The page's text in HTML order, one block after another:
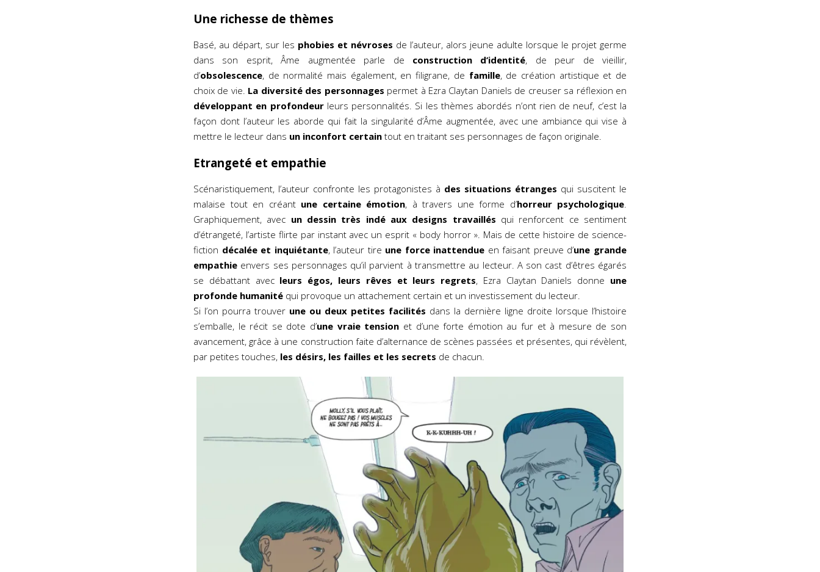
Une richesse de thèmes
Basé, au départ, sur les phobies et névroses de l’auteur, alors jeune adulte lorsque le projet germe
dans son esprit, Âme augmentée parle de construction d’identité, de peur de vieillir,
d’obsolescence, de normalité mais également, en filigrane, de famille, de création artistique et de
choix de vie. La diversité des personnages permet à Ezra Claytan Daniels de creuser sa réflexion en
développant en profondeurleurs personnalités. Si les thèmes abordés n’ont rien de neuf, c’est la
façon dont l’auteur les aborde qui fait la singularité d’Âme augmentée, avec une ambiance qui vise à
mettre le lecteur dans un inconfort certain tout en traitant ses personnages de façon originale.
Etrangeté et empathie
Scénaristiquement, l’auteur confronte les protagonistes à des situations étranges qui suscitent le
malaise tout en créant une certaine émotion, à travers une forme d’horreur psychologique
Graphiquement, avec un dessin très indé aux designs travaillés qui renforcent ce sentiment
d’étrangeté, l’artiste flirte par instant avec un esprit « body horror ». Mais de cette histoire de science-
fiction décalée et inquiétante, l’auteur tire une force inattendue en faisant preuve d’une grande
empathie envers ses personnages qu’il parvient à transmettre au lecteur. A son cast d’êtres égarés
se débattant avec leurs égos, leurs rêves et leurs regrets, Ezra Claytan Daniels donne une
profonde humanité qui provoque un attachement certain et un investissement du lecteur.
Si l’on pourra trouver une ou deux petites facilités dans la dernière ligne droite lorsque l’histoire
s’emballe, le récit se dote d’une vraie tension et d’une forte émotion au fur et à mesure de son
avancement, grâce à une construction faite d’alternance de scènes passées et présentes, qui révèlent,
par petites touches, les désirs, les failles et les secrets de chacun.